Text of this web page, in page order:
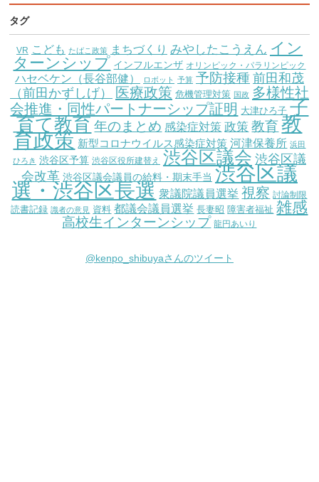
タグ
VR こども たばこ政策 まちづくり みやしたこうえん イン
ターンシップ インフルエンザ オリンピック・パラリンピック
ハセベケン（長谷部健） ロボット 予算 予防接種 前田和茂
（前田かずしげ）
医療政策 危機管理対策 国政 多様性社
会推進・同性パートナーシップ証明 大津ひろ子 子
育て教育 年のまとめ 感染症対策 政策 教育 教
育政策 新型コロナウイルス感染症対策 河津保養所 浜田
ひろき 渋谷区予算 渋谷区役所建替え 渋谷区議会 渋谷区議
会改革 渋谷区議会議員の給料・期末手当 渋谷区議
選・渋谷区長選 衆議院議員選挙 視察 討論制限
読書記録 識者の意見 資料 都議会議員選挙 長妻昭 障害者福祉 雑感
高校生インターンシップ 龍円あいり
@kenpo_shibuyaさんのツイート